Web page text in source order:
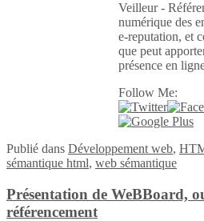
Veilleur -
numérique des
e-reputation, et
que peut
présence en
Follow Me:
Publié dans Développement web,
sémantique html, web sémantique
Présentation de WeBBoard,
référencement